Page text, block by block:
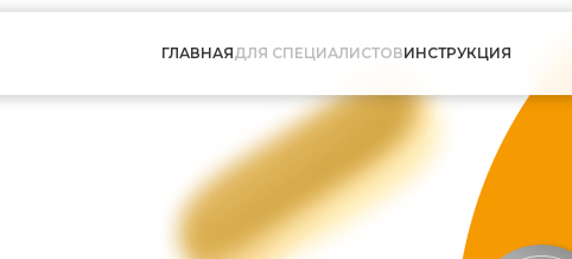
ГЛАВНАЯДЛЯ СПЕЦИАЛИСТОВИНСТРУКЦИЯ